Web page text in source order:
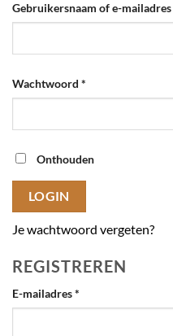
Gebruikersnaam of e-mailadres
Wachtwoord *
Onthouden
LOGIN
Je wachtwoord vergeten?
REGISTREREN
E-mailadres*